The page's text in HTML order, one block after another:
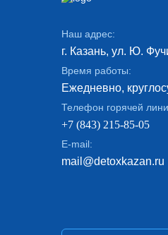
Наш адрес:
г. Казань, ул. Ю.
Время работы:
Ежедневно,
Телефон горячей
+7 (843) 215-85-05
E-mail:
mail@detoxkazan.ru